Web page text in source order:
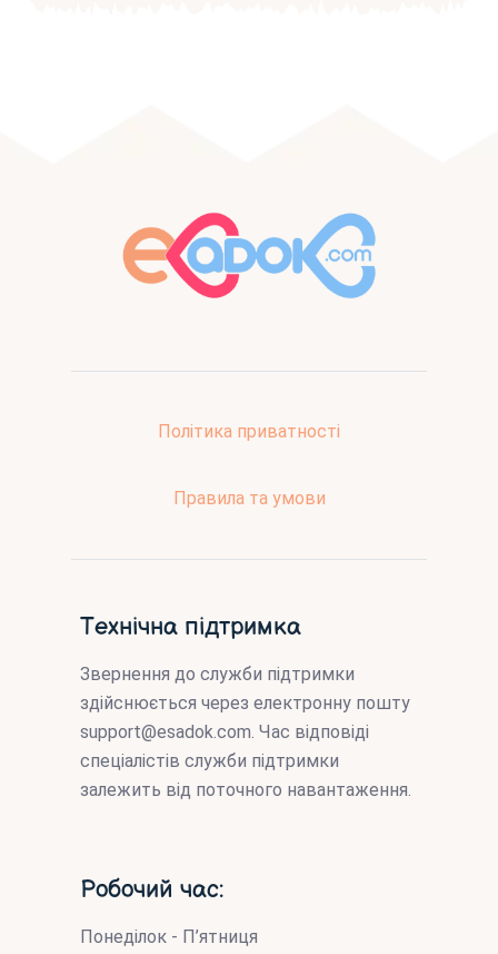
Політика приватності
Правила та умови
Технічна підтримка
Звернення до служби підтримки
здійснюється через електронну пошту
support@esadok.com. Час відповіді
спеціалістів служби підтримки
залежить від поточного навантаження.
Робочий час:
Понеділок - П’ятниця